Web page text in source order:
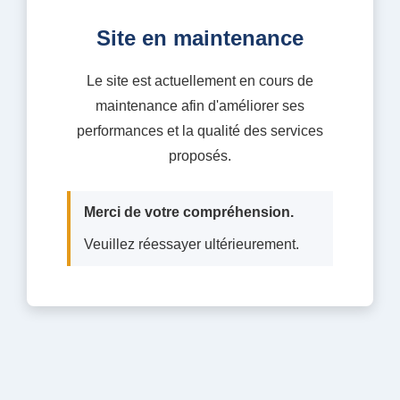
Site en maintenance
Le site est actuellement en cours de
maintenance afin d'améliorer ses
performances et la qualité des services
proposés.
Merci de votre compréhension.
Veuillez réessayer ultérieurement.